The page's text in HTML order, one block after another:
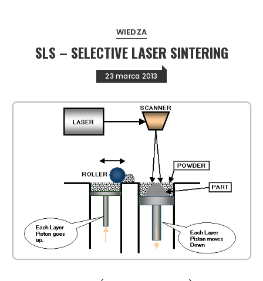
WIEDZA
SLS – SELECTIVE LASER SINTERING
23 marca 2013